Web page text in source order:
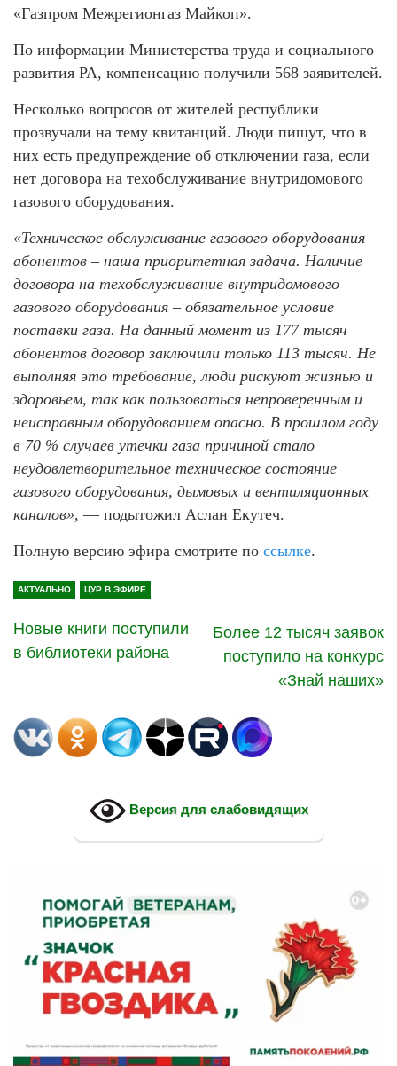
«Газпром Межрегионгаз Майкоп».
По информации Министерства труда и социального
развития РА, компенсацию получили 568 заявителей.
Несколько вопросов от жителей республики
прозвучали на тему квитанций. Люди пишут, что в
них есть предупреждение об отключении газа, если
нет договора на техобслуживание внутридомового
газового оборудования.
«Техническое обслуживание газового оборудования
абонентов – наша приоритетная задача. Наличие
договора на техобслуживание внутридомового
газового оборудования – обязательное условие
поставки газа. На данный момент из 177 тысяч
абонентов договор заключили только 113 тысяч. Не
выполняя это требование, люди рискуют жизнью и
здоровьем, так как пользоваться непроверенным и
неисправным оборудованием опасно. В прошлом году
в 70 % случаев утечки газа причиной стало
неудовлетворительное техническое состояние
газового оборудования, дымовых и вентиляционных
каналов», — подытожил Аслан Екутеч.
Полную версию эфира смотрите по ссылке.
АКТУАЛЬНО ЦУР В ЭФИРЕ
Новые книги поступили
в библиотеки района
Более 12 тысяч заявок
поступило на конкурс
«Знай наших»
Версия для слабовидящих